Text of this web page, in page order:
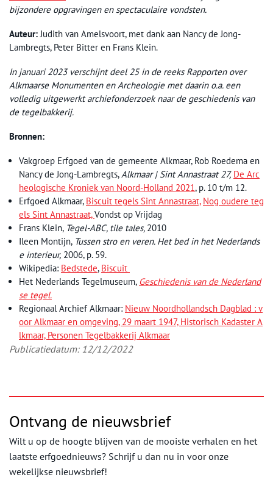
bijzondere opgravingen en spectaculaire vondsten.
Auteur:Judith van Amelsvoort, met dank aan Nancy de Jong-
Lambregts, Peter Bitter en Frans Klein.
In januari 2023 verschijnt deel 25 in de reeks Rapporten over
Alkmaarse Monumenten en Archeologie met daarin o.a. een
volledig uitgewerkt archiefonderzoek naar de geschiedenis van
de tegelbakkerij.
Bronnen:
Vakgroep Erfgoed van de gemeente Alkmaar, Rob Roedema en
Nancy de Jong-Lambregts,Alkmaar | Sint Annastraat 27, De Arc
heologische Kroniek van Noord-Holland 2021, p. 10 t/m 12.
Erfgoed Alkmaar, Biscuit tegels Sint Annastraat, Nog oudere teg
els Sint Annastraat,Vondst op Vrijdag
Frans Klein, Tegel-ABC, tile tales, 2010
Ileen Montijn, Tussen stro en veren. Het bed in het Nederlands
e interieur, 2006, p. 59.
Wikipedia: Bedstede, Biscuit
Het Nederlands Tegelmuseum, Geschiedenis van de Nederland
se tegel.
Regionaal Archief Alkmaar: Nieuw Noordhollandsch Dagblad : v
oor Alkmaar en omgeving, 29 maart 1947, Historisch Kadaster A
lkmaar, Personen Tegelbakkerij Alkmaar
Publicatiedatum: 12/12/2022
Ontvang de nieuwsbrief
Wilt u op de hoogte blijven van de mooiste verhalen en het
laatste erfgoednieuws? Schrijf u dan nu in voor onze
wekelijkse nieuwsbrief!